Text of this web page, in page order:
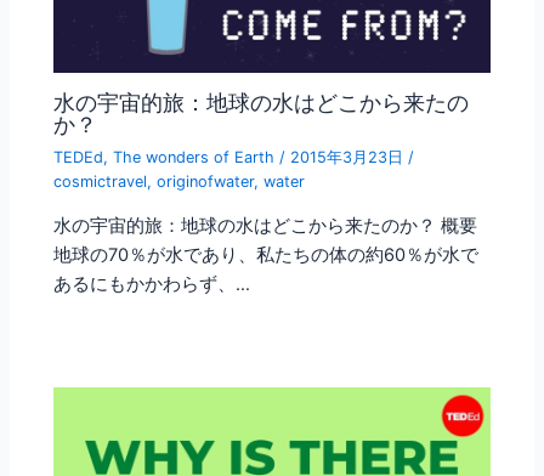
水の宇宙的旅：地球の水はどこから来たの
か？
TEDEd,The wonders of Earth / 2015年3月23日 /
cosmictravel,originofwater,water
水の宇宙的旅：地球の水はどこから来たのか？ 概要
地球の70％が水であり、私たちの体の約60％が水で
あるにもかかわらず、…